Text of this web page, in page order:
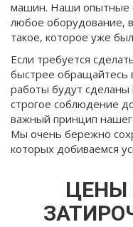
машин. Наши опытные
любое оборудование,
такое, которое уже
Если требуется
быстрее
работы будут сделаны
строгое соблюдение
важный принцип
Мы очень бережно
которых добиваемся
ЦЕНЫ